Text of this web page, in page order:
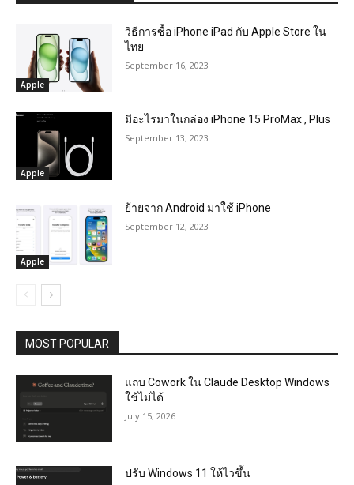
Apple
วิธีการซื้อ iPhone iPad กับ Apple Store ใน
ไทย
September 16, 2023
Apple
มีอะไรมาในกล่อง iPhone 15 ProMax , Plus
September 13, 2023
Apple
ย้ายจาก Android มาใช้ iPhone
September 12, 2023
MOST POPULAR
แถบ Cowork ใน Claude Desktop Windows
ใช้ไม่ได้
July 15, 2026
ปรับ Windows 11 ให้ไวขึ้น